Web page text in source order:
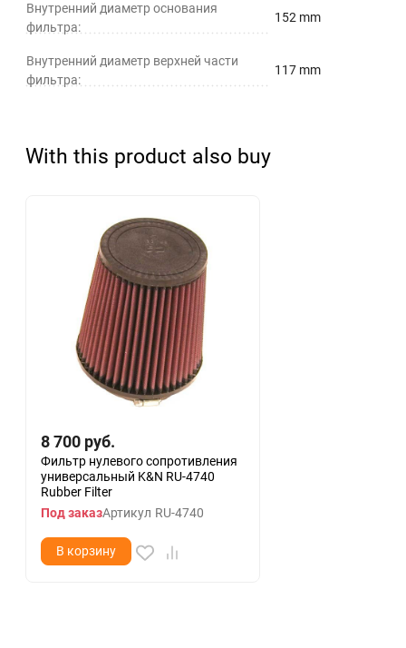
Внутренний диаметр основания
фильтра:
152 mm
Внутренний диаметр верхней части
фильтра:
117 mm
With this product also buy
8 700 руб.
Фильтр нулевого сопротивления
универсальный K&N RU-4740
Rubber Filter
Под заказАртикул RU-4740
В корзину